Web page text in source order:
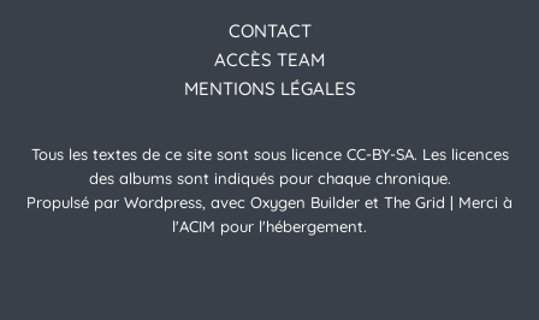
CONTACT
ACCÈS TEAM
MENTIONS LÉGALES
Tous les textes de ce site sont sous licence CC-BY-SA. Les licences
des albums sont indiqués pour chaque chronique.
Propulsé par Wordpress, avec Oxygen Builder et The Grid | Merci à
l'ACIM pour l'hébergement.